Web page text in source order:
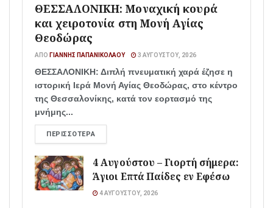
ΘΕΣΣΑΛΟΝΙΚΗ: Μοναχική κουρά
και χειροτονία στη Μονή Αγίας
Θεοδώρας
ΑΠΌ ΓΙΆΝΝΗΣ ΠΑΠΑΝΙΚΟΛΆΟΥ 3 ΑΥΓΟΎΣΤΟΥ, 2026
ΘΕΣΣΑΛΟΝΙΚΗ: Διπλή πνευματική χαρά έζησε η
ιστορική Ιερά Μονή Αγίας Θεοδώρας, στο κέντρο
της Θεσσαλονίκης, κατά τον εορτασμό της
μνήμης...
ΠΕΡΙΣΣΌΤΕΡΑ
4 Αυγούστου – Γιορτή σήμερα:
Άγιοι Επτά Παίδες εν Εφέσω
4 ΑΥΓΟΎΣΤΟΥ, 2026